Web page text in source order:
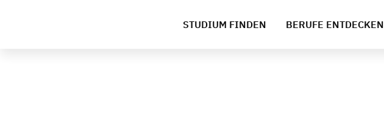
STUDIUM FINDEN BERUFE ENTDECKEN